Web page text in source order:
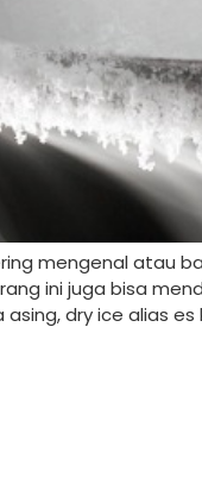
mengenal atau
ini juga bisa
dry ice alias